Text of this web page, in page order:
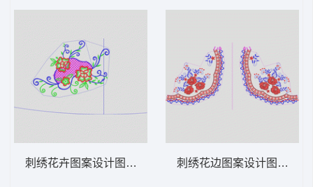
刺绣花卉图案设计图 领 衣边下摆 中东阿拉刺绣花边图案设计图 领 衣